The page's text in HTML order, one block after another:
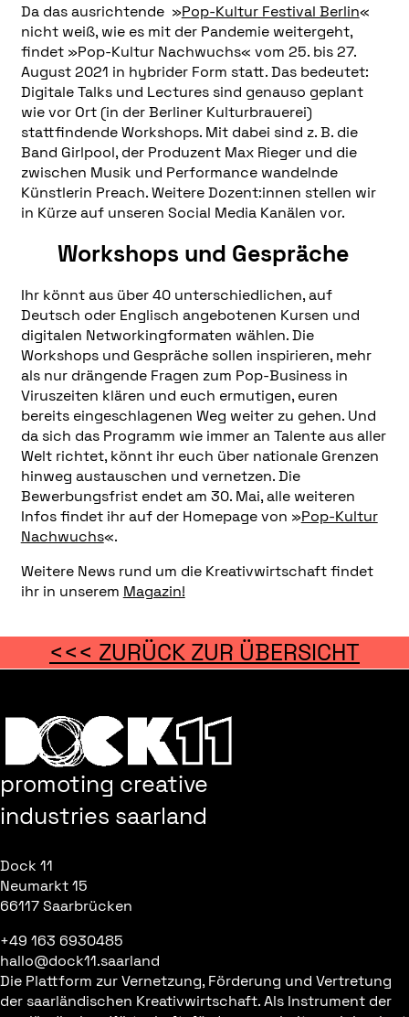
Da das ausrichtende »Pop-Kultur Festival Berlin«
nicht weiß, wie es mit der Pandemie weitergeht,
findet »Pop-Kultur Nachwuchs« vom 25. bis 27.
August 2021 in hybrider Form statt. Das bedeutet:
Digitale Talks und Lectures sind genauso geplant
wie vor Ort (in der Berliner Kulturbrauerei)
stattfindende Workshops. Mit dabei sind z. B. die
Band Girlpool, der Produzent Max Rieger und die
zwischen Musik und Performance wandelnde
Künstlerin Preach. Weitere Dozent:innen stellen wir
in Kürze auf unseren Social Media Kanälen vor.
Workshops und Gespräche
Ihr könnt aus über 40 unterschiedlichen, auf
Deutsch oder Englisch angebotenen Kursen und
digitalen Networkingformaten wählen. Die
Workshops und Gespräche sollen inspirieren, mehr
als nur drängende Fragen zum Pop-Business in
Viruszeiten klären und euch ermutigen, euren
bereits eingeschlagenen Weg weiter zu gehen. Und
da sich das Programm wie immer an Talente aus aller
Welt richtet, könnt ihr euch über nationale Grenzen
hinweg austauschen und vernetzen. Die
Bewerbungsfrist endet am 30. Mai, alle weiteren
Infos findet ihr auf der Homepage von »Pop-Kultur
Nachwuchs«.
Weitere News rund um die Kreativwirtschaft findet
ihr in unserem Magazin!
<<< ZURÜCK ZUR ÜBERSICHT
promoting creative
industries saarland
Dock 11
Neumarkt 15
66117 Saarbrücken
+49 163 6930485
hallo@dock11.saarland
Die Plattform zur Vernetzung, Förderung und Vertretung
der saarländischen Kreativwirtschaft. Als Instrument der